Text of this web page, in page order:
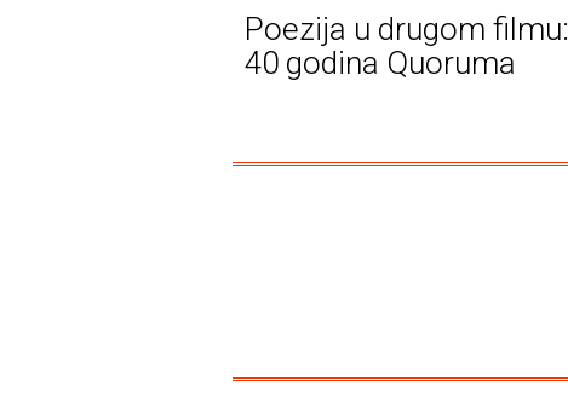
Poezija u drugom filmu:
40 godina Quoruma